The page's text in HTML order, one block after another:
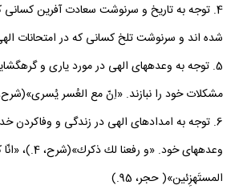
4. توجه به تاريخ و سرنوشت سعادت آفرين كسانى
شده‏ اند و سرنوشت تلخ كسانى كه در امتحانات
5. توجه به وعده‏هاى الهى در مورد يارى و
مشكلات خود را نبازند. «اِنّ مع العُسر يُسرى»(شرح،
6. توجه به امدادهاى الهى در زندگى و وفاكردن
وعده‏هاى خود. «و رفعنا لك
المستَهزِئين»( حجر، 95.)